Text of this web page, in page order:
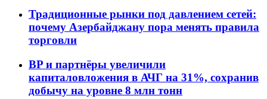
Традиционные рынки под давлением сетей:
почему Азербайджану пора менять правила
торговли
BP и партнёры увеличили
капиталовложения в АЧГ на 31%, сохранив
добычу на уровне 8 млн тонн